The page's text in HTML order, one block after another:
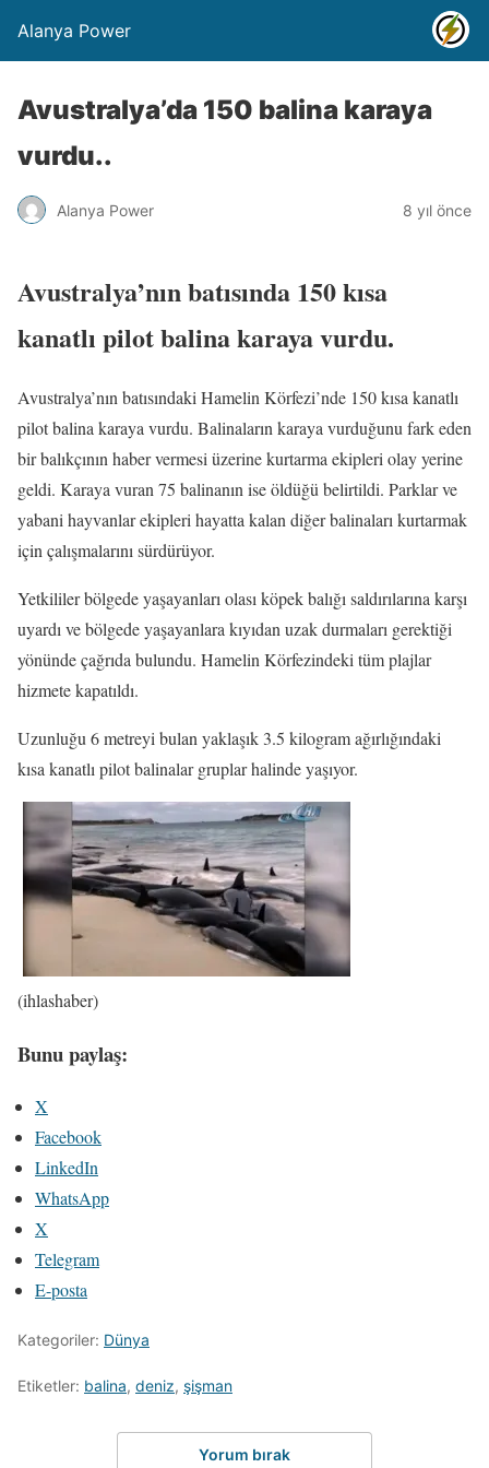
Alanya Power
Avustralya’da 150 balina karaya
vurdu..
Alanya Power 8 yıl önce
Avustralya’nın batısında 150 kısa
kanatlı pilot balina karaya vurdu.
Avustralya’nın batısındaki Hamelin Körfezi’nde 150 kısa kanatlı
pilot balina karaya vurdu. Balinaların karaya vurduğunu fark eden
bir balıkçının haber vermesi üzerine kurtarma ekipleri olay yerine
geldi. Karaya vuran 75 balinanın ise öldüğü belirtildi. Parklar ve
yabani hayvanlar ekipleri hayatta kalan diğer balinaları kurtarmak
için çalışmalarını sürdürüyor.
Yetkililer bölgede yaşayanları olası köpek balığı saldırılarına karşı
uyardı ve bölgede yaşayanlara kıyıdan uzak durmaları gerektiği
yönünde çağrıda bulundu. Hamelin Körfezindeki tüm plajlar
hizmete kapatıldı.
Uzunluğu 6 metreyi bulan yaklaşık 3.5 kilogram ağırlığındaki
kısa kanatlı pilot balinalar gruplar halinde yaşıyor.
(ihlashaber)
Bunu paylaş:
X
Facebook
LinkedIn
WhatsApp
X
Telegram
E-posta
Kategoriler: Dünya
Etiketler: balina, deniz, şişman
Yorum bırak